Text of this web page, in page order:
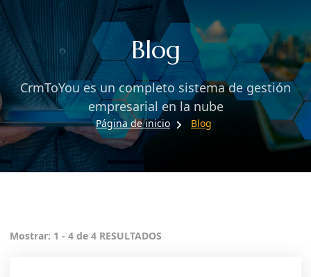
Blog
CrmToYou es un completo sistema de gestión
empresarial en la nube
Página de inicio Blog
Mostrar: 1 - 4 de 4 RESULTADOS